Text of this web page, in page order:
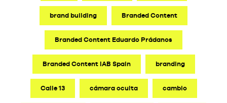
brand building Branded Content
Branded Content Eduardo Prádanos
Branded Content IAB Spain branding
Calle 13 cámara oculta cambio